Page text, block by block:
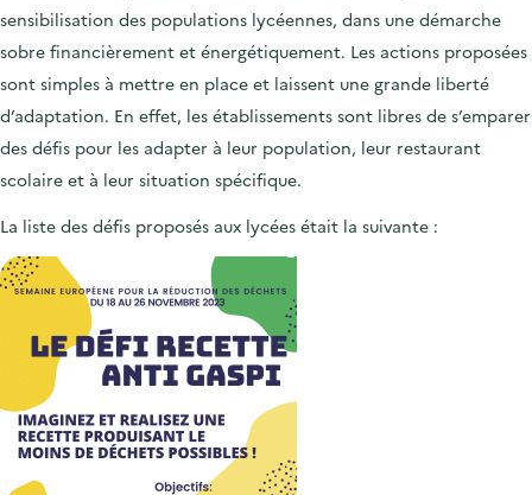
sensibilisation des populations lycéennes, dans une démarche
sobre financièrement et énergétiquement. Les actions proposées
sont simples à mettre en place et laissent une grande liberté
d’adaptation. En effet, les établissements sont libres de s’emparer
des défis pour les adapter à leur population, leur restaurant
scolaire et à leur situation spécifique.
La liste des défis proposés aux lycées était la suivante :